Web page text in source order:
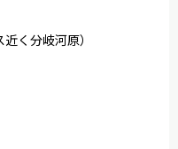
く分岐河原）